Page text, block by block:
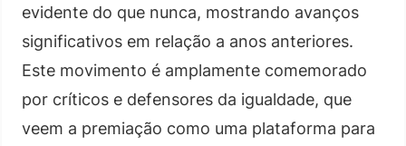
evidente do que nunca, mostrando avanços
significativos em relação a anos anteriores.
Este movimento é amplamente comemorado
por críticos e defensores da igualdade, que
veem a premiação como uma plataforma para